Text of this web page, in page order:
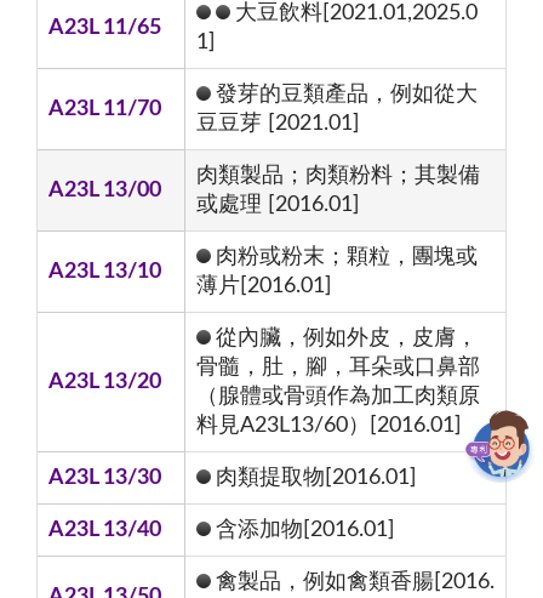
A23L 11/65
大豆飲料[2021.01,2025.0
1]
A23L 11/70
發芽的豆類產品，例如從大
豆豆芽 [2021.01]
A23L 13/00
肉類製品；肉類粉料；其製備
或處理 [2016.01]
A23L 13/10
肉粉或粉末；顆粒，團塊或
薄片[2016.01]
A23L 13/20
從內臟，例如外皮，皮膚，
骨髓，肚，腳，耳朵或口鼻部
（腺體或骨頭作為加工肉類原
料見A23L13/60）[2016.01]
A23L 13/30 肉類提取物[2016.01]
A23L 13/40 含添加物[2016.01]
禽製品，例如禽類香腸[2016.